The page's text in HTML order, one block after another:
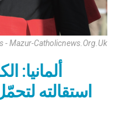
- Mazur-Catholicnews.org.uk
ألمانيا:
استقالته